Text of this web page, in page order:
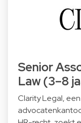
Senior
Law (3–8
Clarity Legal,